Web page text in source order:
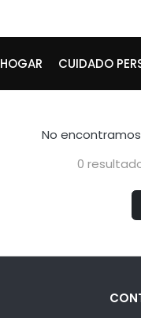
HOGAR CUIDADO
No
0